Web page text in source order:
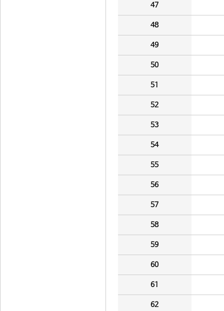
47
48
49
50
51
52
53
54
55
56
57
58
59
60
61
62